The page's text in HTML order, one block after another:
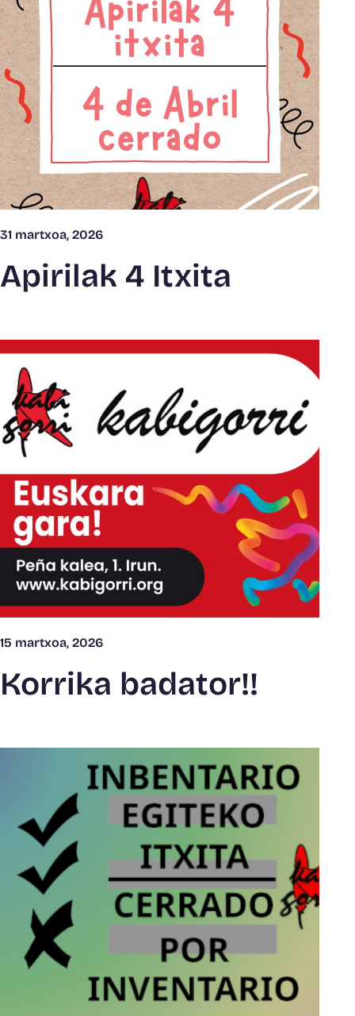
31 martxoa, 2026
Apirilak 4 Itxita
15 martxoa, 2026
Korrika badator!!